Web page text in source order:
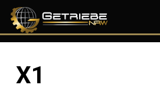
Skip
main
content
X1